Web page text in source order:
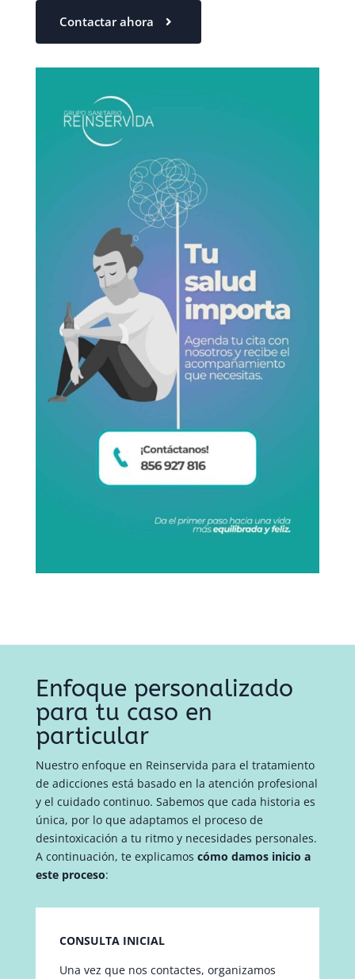
Contactar ahora
Enfoque personalizado
para tu caso en
particular
Nuestro enfoque en Reinservida para el tratamiento
de adicciones está basado en la atención profesional
y el cuidado continuo. Sabemos que cada historia es
única, por lo que adaptamos el proceso de
desintoxicación a tu ritmo y necesidades personales.
A continuación, te explicamos cómo damos inicio a
este proceso:
CONSULTA INICIAL
Una vez que nos contactes, organizamos